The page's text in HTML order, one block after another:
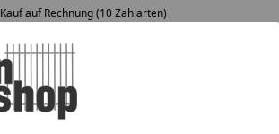
Kauf auf Rechnung (10 Zahlarten)